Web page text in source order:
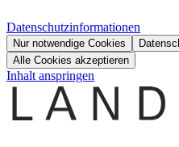
Datenschutzinformationen
Nur notwendige Cookies
Alle Cookies akzeptieren
Inhalt anspringen